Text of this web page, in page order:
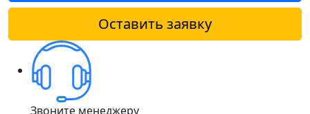
Оставить заявку
Звоните менеджеру